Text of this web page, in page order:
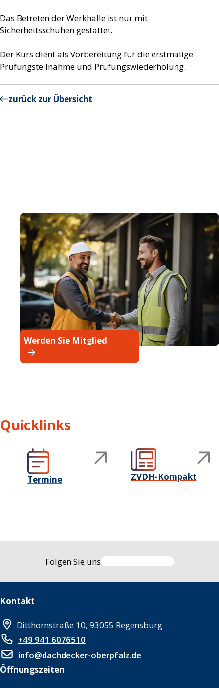
Das Betreten der Werkhalle ist nur mit
Sicherheitsschuhen gestattet.
Der Kurs dient als Vorbereitung für die erstmalige
Prüfungsteilnahme und Prüfungswiederholung.
zurück zur Übersicht
Werden Sie Mitglied
Quicklinks
Termine ZVDH-Kompakt
Folgen Sie uns
Kontakt
Ditthornstraße 10, 93055 Regensburg
+49 941 6076510
info@dachdecker-oberpfalz.de
Öffnungszeiten